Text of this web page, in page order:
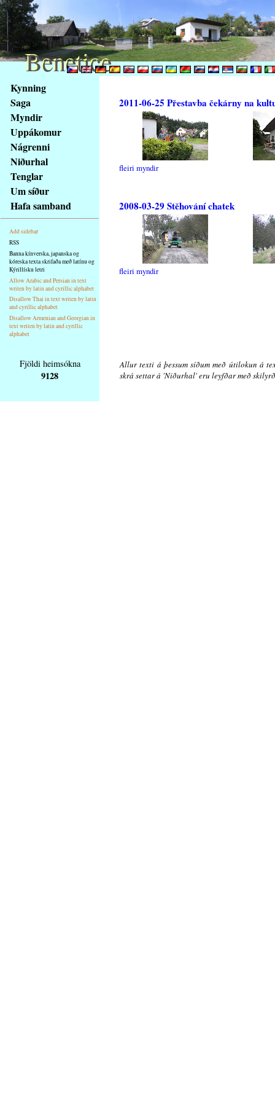
obsah
stránky
Klávesové
zkratky
tomto
webu
základní
Hlavní
strana
Kynning
Saga
Myndir
Uppákomur
Nágrenni
Niðurhal
Tenglar
Um síður
Hafa samband
Add sidebar
RSS
Banna kínverska, japanska og
kóreska texta skrifaða með latínu og
Kýrillísku letri
Allow Arabic and Persian in text
writen by latin and cyrillic alphabet
Disallow Thai in text writen by latin
and cyrillic alphabet
Disallow Armenian and Georgian in
text writen by latin and cyrillic
alphabet
2011-06-25 Přestavba čekárny na
fleiri myndir
2008-03-29 Stěhování chatek
fleiri myndir
Fjöldi heimsókna
9128
Allur texti á þessum síðum með útilokun á
skrá settar á 'Niðurhal' eru leyfðar með
Benetice
Benetice